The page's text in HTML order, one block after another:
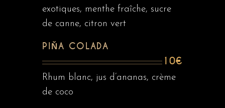
exotiques, menthe fraîche, sucre
de canne, citron vert
PIŇA COLADA
10€
Rhum blanc, jus d’ananas, crème
de coco